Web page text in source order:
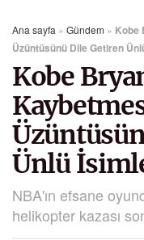
Ana sayfa » Gündem » Kobe
Üzüntüsünü Dile Getiren
Kobe
Ünlü
NBA'ın efsane
helikopter kazası